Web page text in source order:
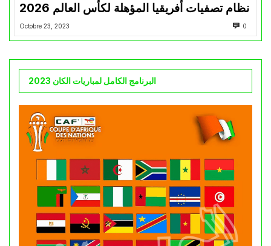
نظام تصفيات أفريقيا المؤهلة لكأس العالم 2026
Octobre 23, 2023 0
البرنامج الكامل لمباريات الكان 2023